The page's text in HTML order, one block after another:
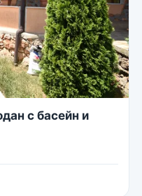
с басейн и